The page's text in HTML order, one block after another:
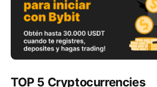
TOP 5 Cryptocurrencies